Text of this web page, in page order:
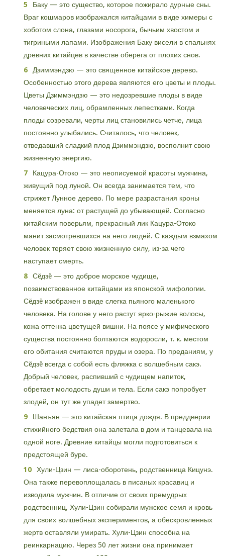
Баку — это существо, которое пожирало дурные сны.
Враг кошмаров изображался китайцами в виде химеры с
хоботом слона, глазами носорога, бычьим хвостом и
тигриными лапами. Изображения Баку висели в спальнях
древних китайцев в качестве оберега от плохих снов.
Дзиммэндзю — это священное китайское дерево.
Особенностью этого дерева являются его цветы и плоды.
Цветы Дзиммэндзю — это недозревшие плоды в виде
человеческих лиц, обрамленных лепестками. Когда
плоды созревали, черты лиц становились четче, лица
постоянно улыбались. Считалось, что человек,
отведавший сладкий плод Дзиммэндзю, восполнит свою
жизненную энергию.
Кацура-Отоко — это неописуемой красоты мужчина,
живущий под луной. Он всегда занимается тем, что
стрижет Лунное дерево. По мере разрастания кроны
меняется луна: от растущей до убывающей. Согласно
китайским поверьям, прекрасный лик Кацура-Отоко
манит засмотревшихся на него людей. С каждым взмахом
человек теряет свою жизненную силу, из-за чего
наступает смерть.
Сëдзë — это доброе морское чудище,
позаимствованное китайцами из японской мифологии.
Сëдзë изображен в виде слегка пьяного маленького
человека. На голове у него растут ярко-рыжие волосы,
кожа оттенка цветущей вишни. На поясе у мифического
существа постоянно болтаются водоросли, т. к. местом
его обитания считаются пруды и озера. По преданиям, у
Сëдзë всегда с собой есть фляжка с волшебным сакэ.
Добрый человек, распивший с чудищем напиток,
обретает молодость души и тела. Если сакэ попробует
злодей, он тут же упадет замертво.
Шанъян — это китайская птица дождя. В преддверии
стихийного бедствия она залетала в дом и танцевала на
одной ноге. Древние китайцы могли подготовиться к
предстоящей буре.
Хули-Цзин — лиса-оборотень, родственница Кицунэ.
Она также перевоплощалась в писаных красавиц и
изводила мужчин. В отличие от своих премудрых
родственниц, Хули-Цзин собирали мужское семя и кровь
для своих волшебных экспериментов, а обескровленных
жертв оставляли умирать. Хули-Цзин способна на
реинкарнацию. Через 50 лет жизни она принимает